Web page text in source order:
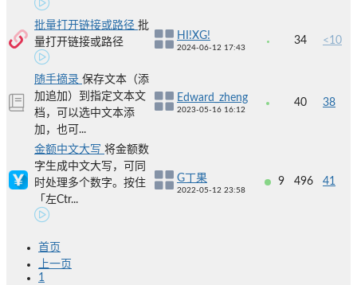
批量打开链接或路径 批
量打开链接或路径
HI!XG!
2024-06-12 17:43
34 <10
随手摘录 保存文本（添
加追加）到指定文本文
档，可以选中文本添
加，也可...
Edward_zheng
2023-05-16 16:12
40 38
金额中文大写 将金额数
字生成中文大写，可同
时处理多个数字。按住
「左Ctr...
G丁果
2022-05-12 23:58
9 496 41
首页
上一页
1